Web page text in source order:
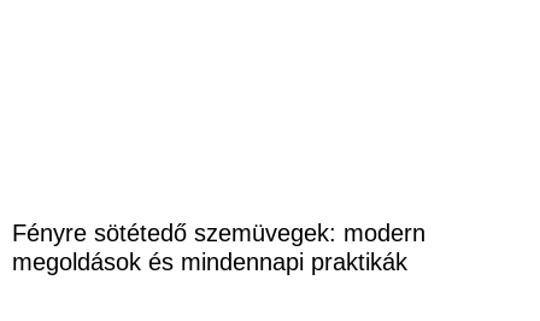
Fényre sötétedő szemüvegek: modern
megoldások és mindennapi praktikák